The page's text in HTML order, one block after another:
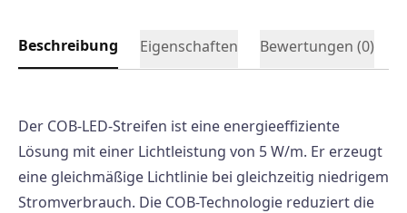
Beschreibung Eigenschaften Bewertungen (0)
Der COB-LED-Streifen ist eine energieeffiziente
Lösung mit einer Lichtleistung von 5 W/m. Er erzeugt
eine gleichmäßige Lichtlinie bei gleichzeitig niedrigem
Stromverbrauch. Die COB-Technologie reduziert die